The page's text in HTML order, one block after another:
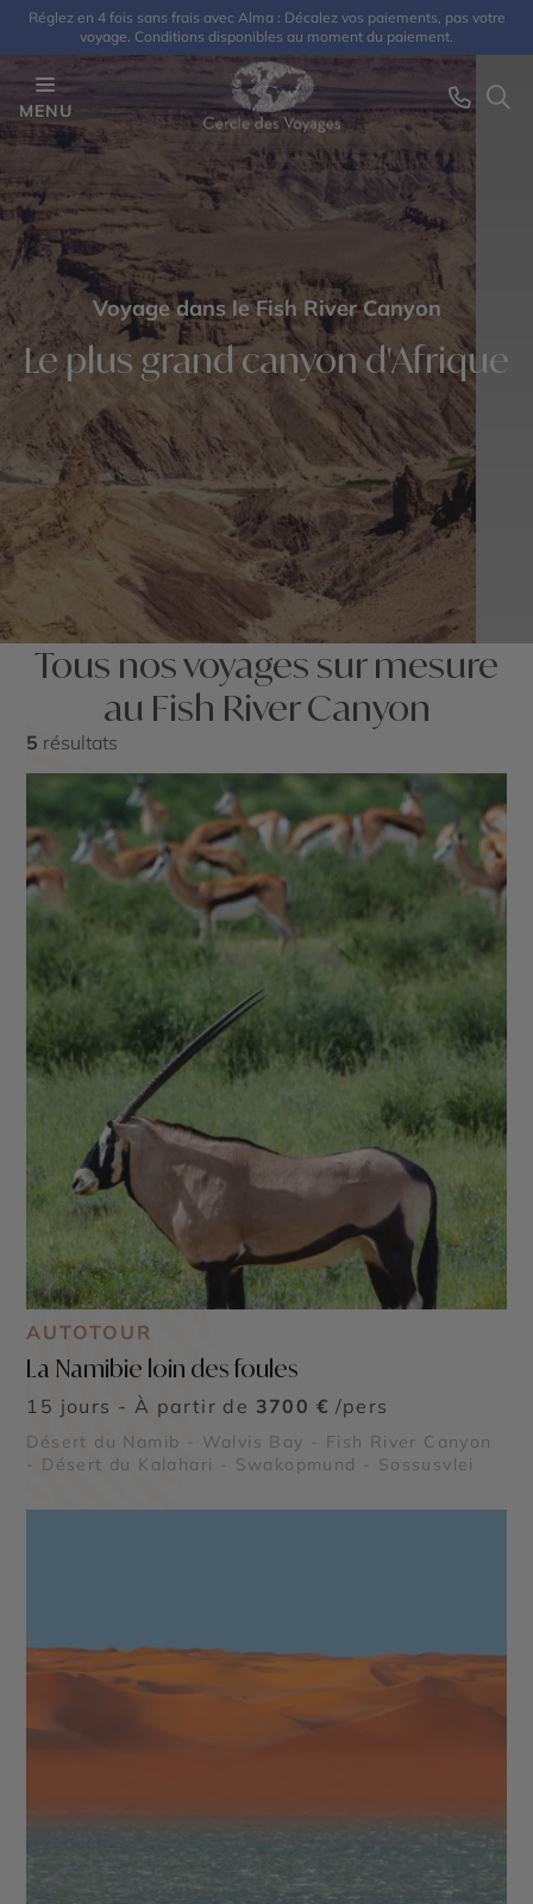
Réglez en 4 fois sans frais avec Alma : Décalez vos paiements, pas votre
voyage. Conditions disponibles au moment du paiement.
MENU
Voyage dans le Fish River Canyon
Le plus grand canyon d'Afrique
Tous nos voyages sur mesure
au Fish River Canyon
5 résultats
AUTOTOUR
La Namibie loin des foules
15 jours - À partir de 3700 € /pers
Désert du Namib - Walvis Bay - Fish River Canyon
- Désert du Kalahari - Swakopmund - Sossusvlei